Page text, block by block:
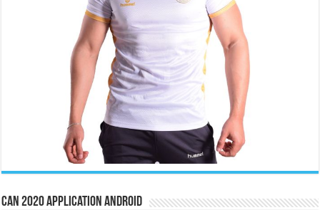
CAN 2020 Application Android